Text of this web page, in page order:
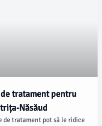
tratament pentru
Năsăud
tratament pot să le ridice